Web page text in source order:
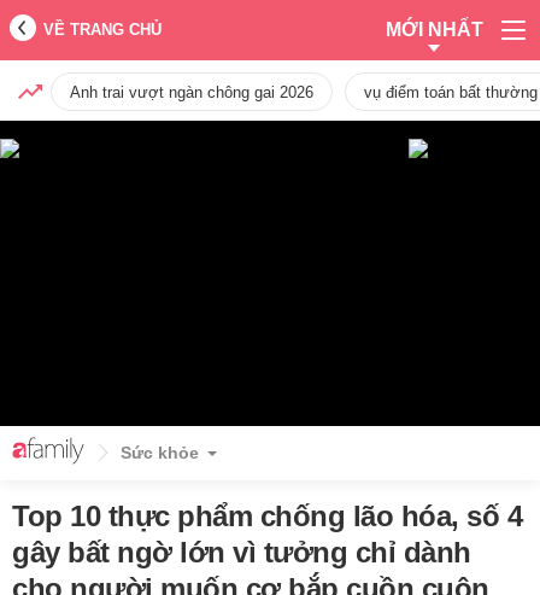
VỀ TRANG CHỦ MỚI NHẤT
Anh trai vượt ngàn chông gai 2026 vụ điểm toán bất
Sức khỏe
Top 10 thực phẩm chống lão hóa, số 4
gây bất ngờ lớn vì tưởng chỉ dành